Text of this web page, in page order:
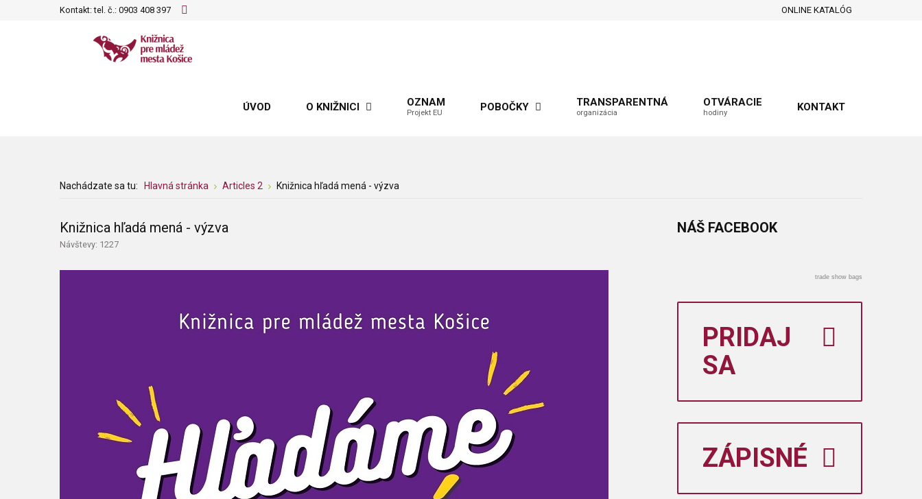
Kontakt: tel. č.: 0903 408 397 ONLINE KATALÓG
ÚVOD O KNIŽNICI OZNAM
Projekt EU POBOČKY TRANSPARENTNÁ
organizácia
OTVÁRACIE
hodiny KONTAKT
Nachádzate sa tu: Hlavná stránka Articles 2 Knižnica hľadá mená - výzva
Knižnica hľadá mená - výzva
Návštevy: 1227
NÁŠ FACEBOOK
trade show bags
PRIDAJ
SA
ZÁPISNÉ